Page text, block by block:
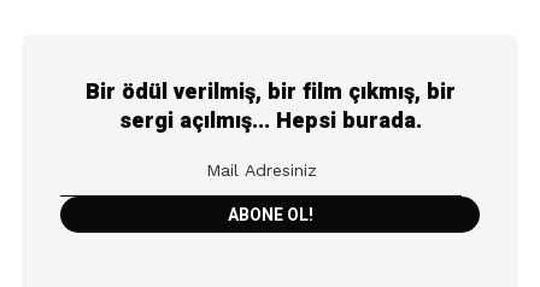
Bir ödül verilmiş, bir film çıkmış, bir
sergi açılmış... Hepsi burada.